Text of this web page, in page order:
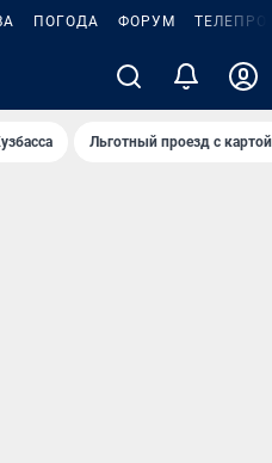
ПОГОДА ФОРУМ
Льготный проезд с